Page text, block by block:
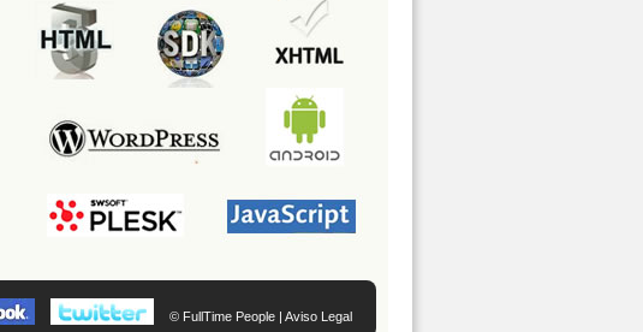
© FullTime People | Aviso Legal